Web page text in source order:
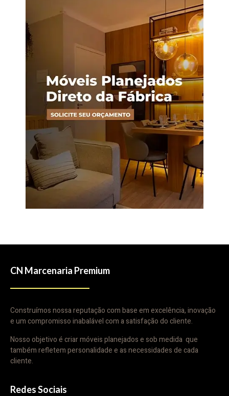
CN Marcenaria Premium
Construímos nossa reputação com base em excelência, inovação
e um compromisso inabalável com a satisfação do cliente.
Nosso objetivo é criar móveis planejados e sob medida que
também refletem personalidade e as necessidades de cada
cliente.
Redes Sociais